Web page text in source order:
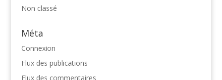
Non classé
Méta
Connexion
Flux des publications
Flux des commentaires